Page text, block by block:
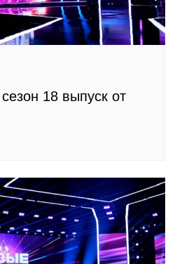
18 выпуск от